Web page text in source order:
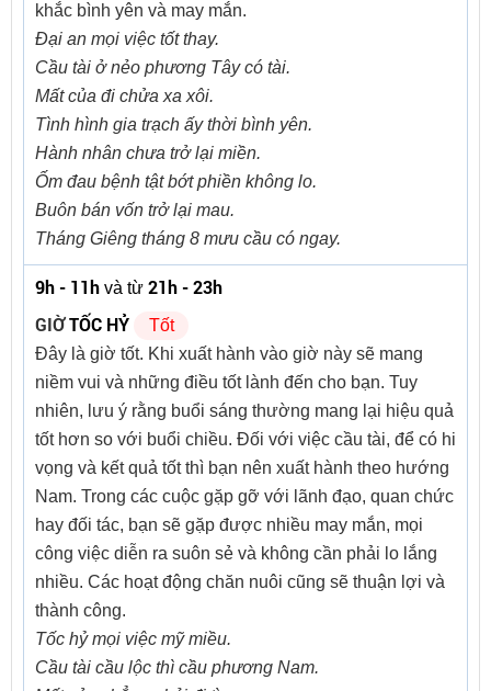
khắc bình yên và may mắn.
Đại an mọi việc tốt thay.
Cầu tài ở nẻo phương Tây có tài.
Mất của đi chửa xa xôi.
Tình hình gia trạch ấy thời bình yên.
Hành nhân chưa trở lại miền.
Ốm đau bệnh tật bớt phiền không lo.
Buôn bán vốn trở lại mau.
Tháng Giêng tháng 8 mưu cầu có ngay.
9h - 11h và từ 21h - 23h
GIỜTỐC HỶ
Tốt
Đây là giờ tốt. Khi xuất hành vào giờ này sẽ mang
niềm vui và những điều tốt lành đến cho bạn. Tuy
nhiên, lưu ý rằng buổi sáng thường mang lại hiệu quả
tốt hơn so với buổi chiều. Đối với việc cầu tài, để có hi
vọng và kết quả tốt thì bạn nên xuất hành theo hướng
Nam. Trong các cuộc gặp gỡ với lãnh đạo, quan chức
hay đối tác, bạn sẽ gặp được nhiều may mắn, mọi
công việc diễn ra suôn sẻ và không cần phải lo lắng
nhiều. Các hoạt động chăn nuôi cũng sẽ thuận lợi và
thành công.
Tốc hỷ mọi việc mỹ miều.
Cầu tài cầu lộc thì cầu phương Nam.